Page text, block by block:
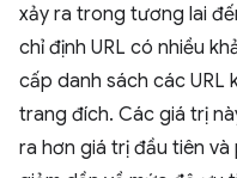
xảy ra trong tương lai
chỉ định URL có nhiều
cấp danh sách các URL
trang đích. Các giá trị
ra hơn giá trị đầu tiên